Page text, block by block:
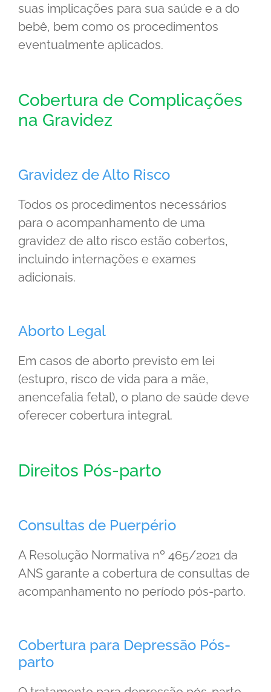
suas implicações para sua saúde e a do
bebê, bem como os procedimentos
eventualmente aplicados.
Cobertura de Complicações
na Gravidez
Gravidez de Alto Risco
Todos os procedimentos necessários
para o acompanhamento de uma
gravidez de alto risco estão cobertos,
incluindo internações e exames
adicionais.
Aborto Legal
Em casos de aborto previsto em lei
(estupro, risco de vida para a mãe,
anencefalia fetal), o plano de saúde deve
oferecer cobertura integral.
Direitos Pós-parto
Consultas de Puerpério
A Resolução Normativa nº 465/2021 da
ANS garante a cobertura de consultas de
acompanhamento no período pós-parto.
Cobertura para Depressão Pós-
parto